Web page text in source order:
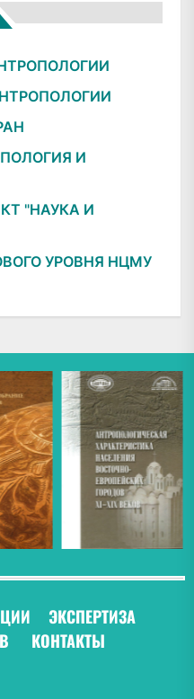
И
"НАУКА И
УРОВНЯ НЦМУ
ЭКСПЕРТИЗА
КОНТАКТЫ